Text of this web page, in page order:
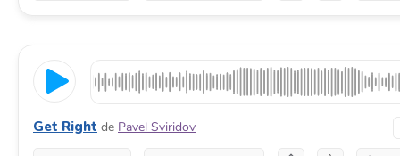
Get Right de Pavel Sviridov